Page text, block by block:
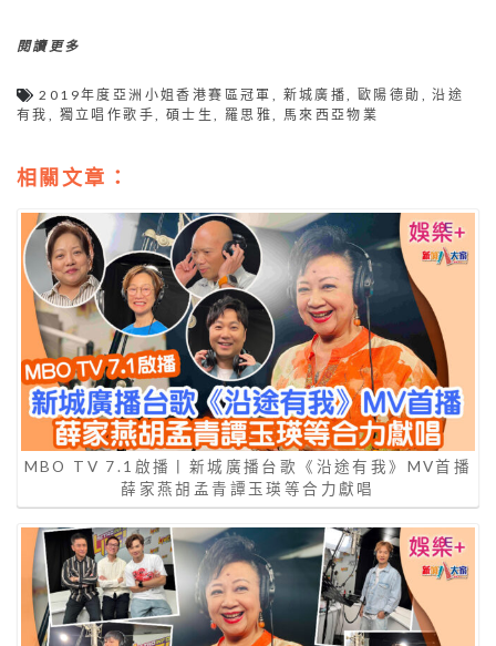
閱讀更多
2019年度亞洲小姐香港賽區冠軍 , 新城廣播, 歐陽德勛 ,沿途
有我 , 獨立唱作歌手, 碩士生, 羅思雅, 馬來西亞物業
相關文章：
MBO TV 7.1啟播丨新城廣播台歌《沿途有我》MV首播
薛家燕胡孟青譚玉瑛等合力獻唱